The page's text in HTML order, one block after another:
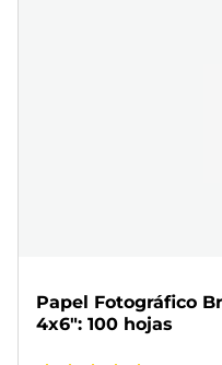
Papel Fotográfico
4x6": 100 hojas